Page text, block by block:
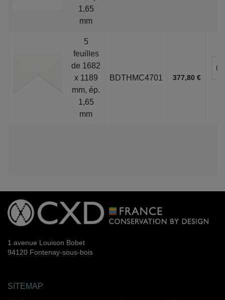
1,65
mm
5
feuilles
de 1682
x 1189
mm, ép.
1,65
mm
BDTHMC4701 377,80 €
1 avenue Louison Bobet
94120 Fontenay-sous-bois
SITEMAP